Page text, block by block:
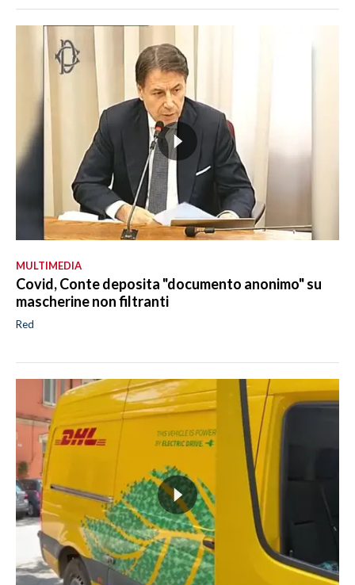
MULTIMEDIA
Covid, Conte deposita "documento anonimo" su
mascherine non filtranti
Red